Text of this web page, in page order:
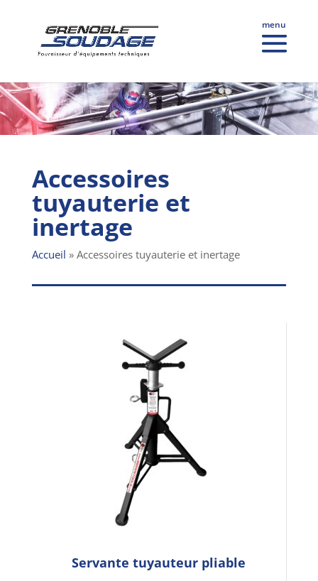
Accessoires
tuyauterie et
inertage
Accueil » Accessoires tuyauterie et inertage
Servante tuyauteur pliable